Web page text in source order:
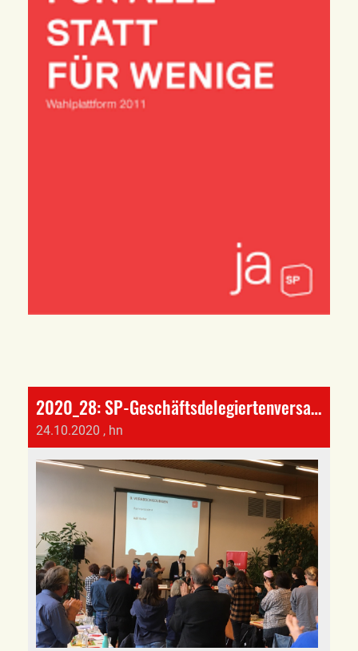
2020_28: SP-Geschäftsdelegiertenversammlung mit wichtigen Entscheiden
24.10.2020 , hn